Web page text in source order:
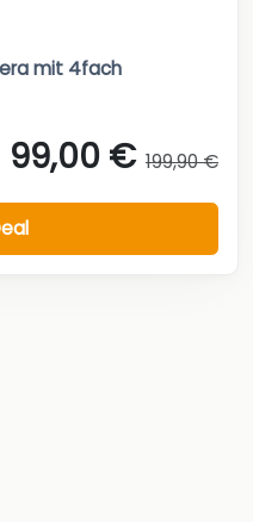
mit 4fach
99,00 € 199,90 €